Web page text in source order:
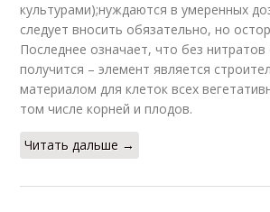
культурами);нуждаются в умеренных
следует вносить обязательно, но
Последнее означает, что без
получится – элемент является
материалом для клеток всех
том числе корней и плодов.
Читать дальше →